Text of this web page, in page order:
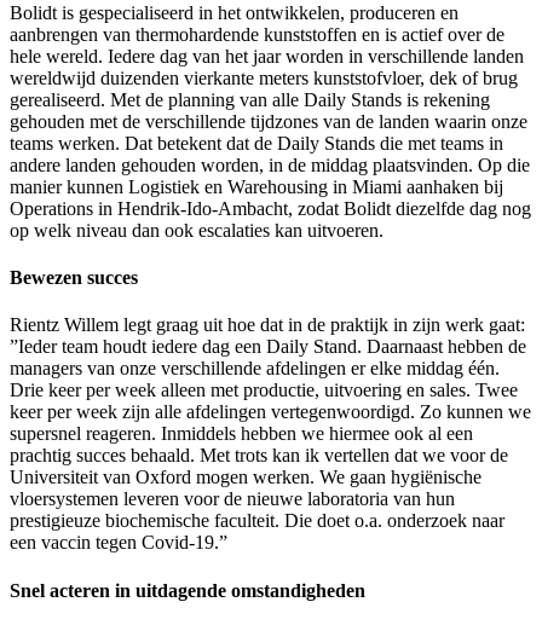
Bolidt is gespecialiseerd in het ontwikkelen, produceren en
aanbrengen van thermohardende kunststoffen en is actief over de
hele wereld. Iedere dag van het jaar worden in verschillende landen
wereldwijd duizenden vierkante meters kunststofvloer, dek of brug
gerealiseerd. Met de planning van alle Daily Stands is rekening
gehouden met de verschillende tijdzones van de landen waarin onze
teams werken. Dat betekent dat de Daily Stands die met teams in
andere landen gehouden worden, in de middag plaatsvinden. Op die
manier kunnen Logistiek en Warehousing in Miami aanhaken bij
Operations in Hendrik-Ido-Ambacht, zodat Bolidt diezelfde dag nog
op welk niveau dan ook escalaties kan uitvoeren.
Bewezen succes
Rientz Willem legt graag uit hoe dat in de praktijk in zijn werk gaat:
”Ieder team houdt iedere dag een Daily Stand. Daarnaast hebben de
managers van onze verschillende afdelingen er elke middag één.
Drie keer per week alleen met productie, uitvoering en sales. Twee
keer per week zijn alle afdelingen vertegenwoordigd. Zo kunnen we
supersnel reageren. Inmiddels hebben we hiermee ook al een
prachtig succes behaald. Met trots kan ik vertellen dat we voor de
Universiteit van Oxford mogen werken. We gaan hygiënische
vloersystemen leveren voor de nieuwe laboratoria van hun
prestigieuze biochemische faculteit. Die doet o.a. onderzoek naar
een vaccin tegen Covid-19.”
Snel acteren in uitdagende omstandigheden